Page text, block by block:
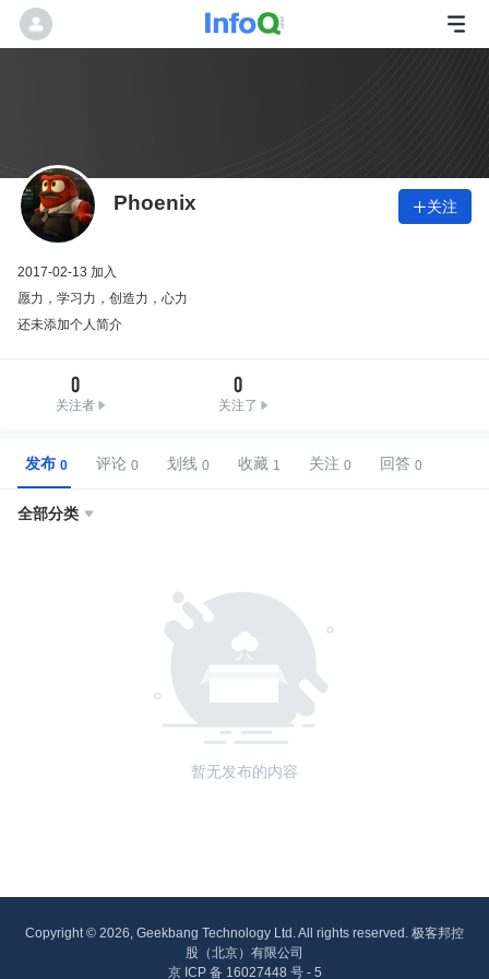
Phoenix 关注
2017-02-13 加入
愿力，学习力，创造力，心力
还未添加个人简介
0
关注者
0
关注了
发布 评论 划线 收藏 关注 回答
全部分类 
暂无发布的内容
Copyright © 2026, Geekbang Technology Ltd. All rights reserved. 极客邦控
股（北京）有限公司
京 ICP 备 16027448 号 - 5